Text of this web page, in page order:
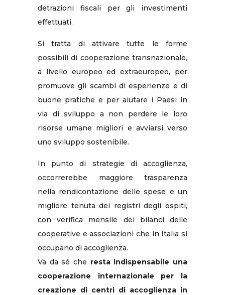
detrazioni fiscali per gli investimenti
effettuati.
Si tratta di attivare tutte le forme
possibili di cooperazione transnazionale,
a livello europeo ed extraeuropeo, per
promuove gli scambi di esperienze e di
buone pratiche e per aiutare i Paesi in
via di sviluppo a non perdere le loro
risorse umane migliori e avviarsi verso
uno sviluppo sostenibile.
In punto di strategie di accoglienza,
occorrerebbe maggiore trasparenza
nella rendicontazione delle spese e un
migliore tenuta dei registri degli ospiti,
con verifica mensile dei bilanci delle
cooperative e associazioni che in Italia si
occupano di accoglienza.
Va da sé che resta indispensabile una
cooperazione internazionale per la
creazione di centri di accoglienza in